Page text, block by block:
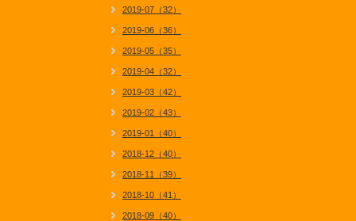
2019-07（32）
2019-06（36）
2019-05（35）
2019-04（32）
2019-03（42）
2019-02（43）
2019-01（40）
2018-12（40）
2018-11（39）
2018-10（41）
2018-09（40）